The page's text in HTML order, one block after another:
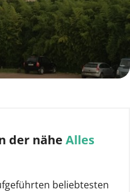
der nähe Alles
beliebtesten